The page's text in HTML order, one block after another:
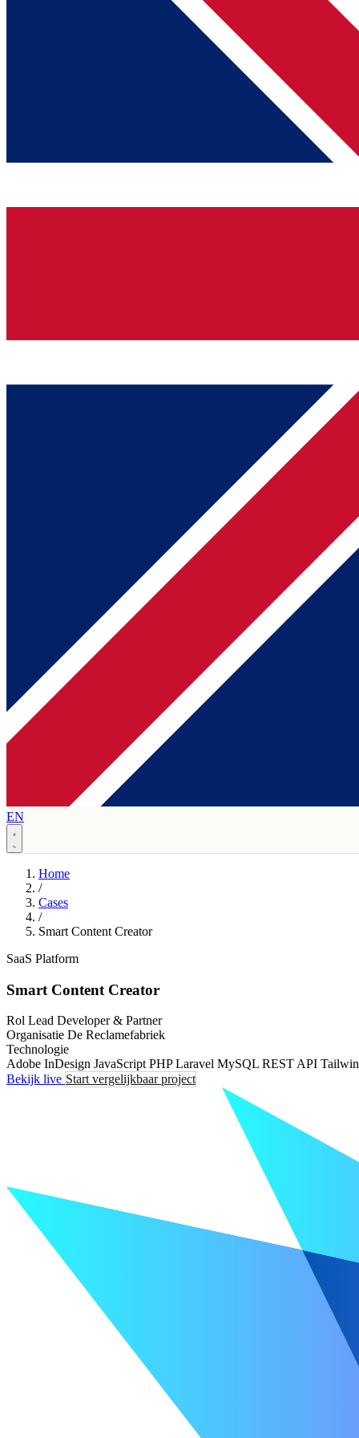
EN
Home
/
Cases
/
Smart Content Creator
SaaS Platform
Smart Content Creator
Rol Lead Developer & Partner
Organisatie De Reclamefabriek
Technologie
Adobe InDesign JavaScriptPHPLaravel MySQL REST API
Bekijk live Start vergelijkbaar project